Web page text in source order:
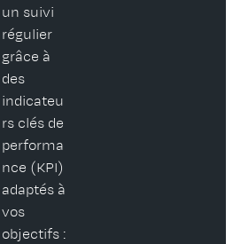
un suivi
régulier
grâce à
des
indicateu
rs clés de
performa
nce (KPI)
adaptés à
vos
objectifs :